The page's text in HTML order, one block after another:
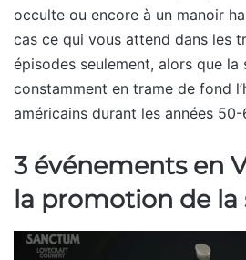
occulte ou encore à un manoir
cas ce qui vous attend dans les
épisodes seulement, alors que la
constamment en trame de fond
américains durant les années 50-
3 événements en
la promotion de la